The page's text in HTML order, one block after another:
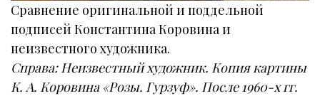
Сравнение оригинальной и поддельной
подписей Константина Коровина и
неизвестного художника.
Справа: Неизвестный художник. Копия картины
К. А. Коровина «Розы. Гурзуф». После 1960-х гг.